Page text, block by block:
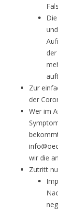
Zur
der
Wer im
wir die
Zutritt